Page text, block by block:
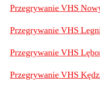
Przegrywanie VHS
Przegrywanie VHS
Przegrywanie VHS
Przegrywanie VHS